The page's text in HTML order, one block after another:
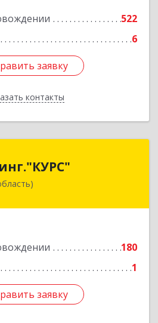
522
6
заявку
контакты
заявку
Назад
180
1
заявку
обл, Донецк г, Благодатный
заявку